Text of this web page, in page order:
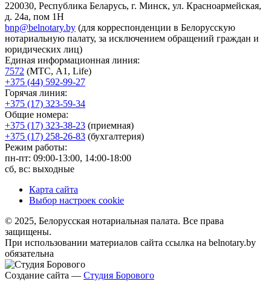
220030, Республика Беларусь, г. Минск, ул. Красноармейская,
д. 24а, пом 1Н
bnp@belnotary.by (для корреспонденции в Белорусскую
нотариальную палату, за исключением обращений граждан и
юридических лиц)
Единая информационная линия:
7572 (МТС, A1, Life)
+375 (44) 592-99-27
Горячая линия:
+375 (17) 323-59-34
Общие номера:
+375 (17) 323-38-23 (приемная)
+375 (17) 258-26-83 (бухгалтерия)
Режим работы:
пн-пт: 09:00-13:00, 14:00-18:00
сб, вс: выходные
Карта сайта
Выбор настроек cookie
© 2025, Белорусская нотариальная палата. Все права
защищены.
При использовании материалов сайта ссылка на belnotary.by
обязательна
Создание сайта — Студия Борового